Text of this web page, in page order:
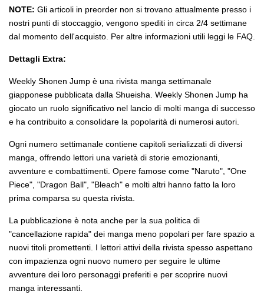
NOTE: Gli articoli in preorder non si trovano attualmente presso i
nostri punti di stoccaggio, vengono spediti in circa 2/4 settimane
dal momento dell'acquisto. Per altre informazioni utili leggi le FAQ.
Dettagli Extra:
Weekly Shonen Jump è una rivista manga settimanale
giapponese pubblicata dalla Shueisha. Weekly Shonen Jump ha
giocato un ruolo significativo nel lancio di molti manga di successo
e ha contribuito a consolidare la popolarità di numerosi autori.
Ogni numero settimanale contiene capitoli serializzati di diversi
manga, offrendo lettori una varietà di storie emozionanti,
avventure e combattimenti. Opere famose come "Naruto", "One
Piece", "Dragon Ball", "Bleach" e molti altri hanno fatto la loro
prima comparsa su questa rivista.
La pubblicazione è nota anche per la sua politica di
"cancellazione rapida" dei manga meno popolari per fare spazio a
nuovi titoli promettenti. I lettori attivi della rivista spesso aspettano
con impazienza ogni nuovo numero per seguire le ultime
avventure dei loro personaggi preferiti e per scoprire nuovi
manga interessanti.